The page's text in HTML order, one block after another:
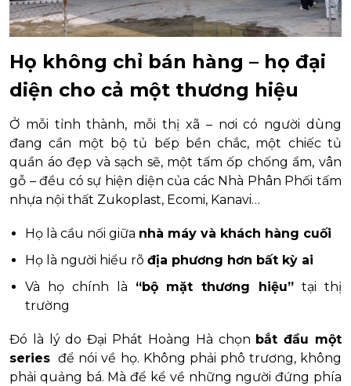
Họ không chỉ bán hàng – họ đại
diện cho cả một thương hiệu
Ở mỗi tỉnh thành, mỗi thị xã – nơi có người dùng
đang cần một bộ tủ bếp bền chắc, một chiếc tủ
quần áo đẹp và sạch sẽ, một tấm ốp chống ẩm, vân
gỗ – đều có sự hiện diện của các Nhà Phân Phối tấm
nhựa nội thất Zukoplast, Ecomi, Kanavi…
Họ là cầu nối giữa nhà máy và khách hàng cuối
Họ là người hiểu rõ địa phương hơn bất kỳ ai
Và họ chính là “bộ mặt thương hiệu” tại thị
trường
Đó là lý do Đại Phát Hoàng Hà chọn bắt đầu một
series để nói về họ. Không phải phô trương, không
phải quảng bá. Mà để kể về những người đứng phía